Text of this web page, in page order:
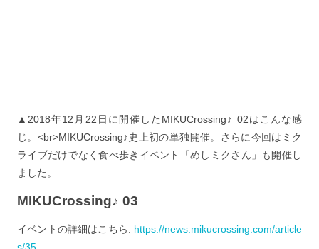
▲2018年12月22日に開催したMIKUCrossing♪ 02はこんな感
じ。<br>MIKUCrossing♪史上初の単独開催。さらに今回はミク
ライブだけでなく食べ歩きイベント「めしミクさん」も開催し
ました。
MIKUCrossing♪ 03
イベントの詳細はこちら: https://news.mikucrossing.com/article